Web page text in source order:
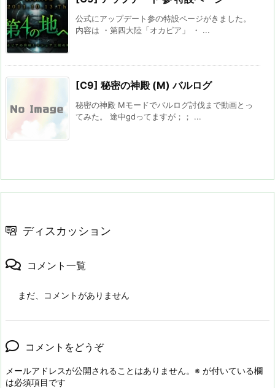
公式にアップデート参の特設ページがきました。
内容は ・第四大陸「オカピア」 ・ ...
[C9] 秘密の神殿 (M) バルログ
秘密の神殿 Mモードでバルログ討伐まで動画とっ
てみた。 途中gdってますが；； ...
ディスカッション
コメント一覧
まだ、コメントがありません
コメントをどうぞ
メールアドレスが公開されることはありません。 ※ が付いている欄
は必須項目です